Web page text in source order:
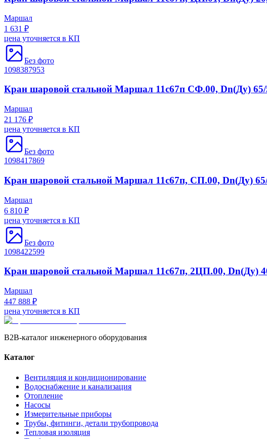
Маршал
1 631 ₽
цена уточняется в КП
Без фото
1098387953
Кран шаровой стальной Маршал 11с67п СФ.00, Dn(Ду) 65/
Маршал
21 176 ₽
цена уточняется в КП
Без фото
1098417869
Кран шаровой стальной Маршал 11с67п, СП.00, Dn(Ду)
Маршал
6 810 ₽
цена уточняется в КП
Без фото
1098422599
Кран шаровой стальной Маршал 11с67п, 2ЦП.00, Dn(Ду)
Маршал
447 888 ₽
цена уточняется в КП
B2B-каталог инженерного оборудования
Каталог
Вентиляция и кондиционирование
Водоснабжение и канализация
Отопление
Насосы
Измерительные приборы
Трубы, фитинги, детали трубопровода
Тепловая изоляция